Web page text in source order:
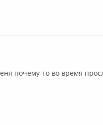
почему-то во время